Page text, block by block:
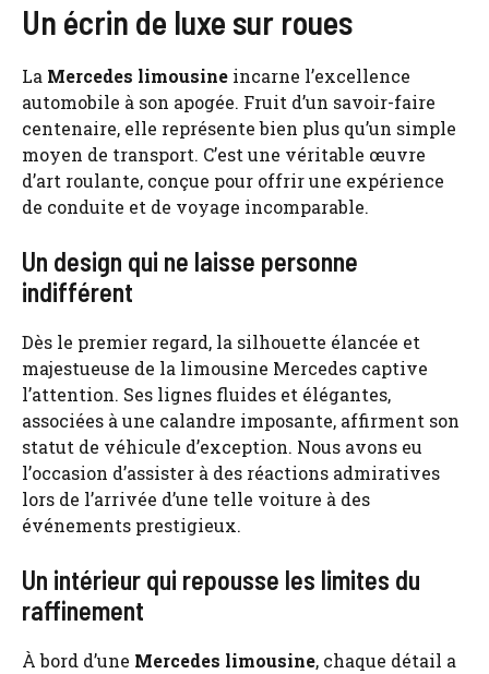
Un écrin de luxe sur roues
La Mercedes limousine incarne l’excellence
automobile à son apogée. Fruit d’un savoir-faire
centenaire, elle représente bien plus qu’un simple
moyen de transport. C’est une véritable œuvre
d’art roulante, conçue pour offrir une expérience
de conduite et de voyage incomparable.
Un design qui ne laisse personne
indifférent
Dès le premier regard, la silhouette élancée et
majestueuse de la limousine Mercedes captive
l’attention. Ses lignes fluides et élégantes,
associées à une calandre imposante, affirment son
statut de véhicule d’exception. Nous avons eu
l’occasion d’assister à des réactions admiratives
lors de l’arrivée d’une telle voiture à des
événements prestigieux.
Un intérieur qui repousse les limites du
raffinement
À bord d’une Mercedes limousine, chaque détail a